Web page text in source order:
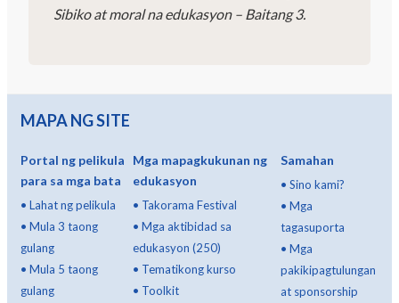
Sibiko at moral na edukasyon – Baitang 3.
MAPA NG SITE
Portal ng pelikula
para sa mga bata
• Lahat ng pelikula
• Mula 3 taong
gulang
• Mula 5 taong
gulang
Mga mapagkukunan ng
edukasyon
• Takorama Festival
• Mga aktibidad sa
edukasyon (250)
• Tematikong kurso
• Toolkit
Samahan
•Sino kami?
•Mga
tagasuporta
•Mga
pakikipagtulungan
at sponsorship